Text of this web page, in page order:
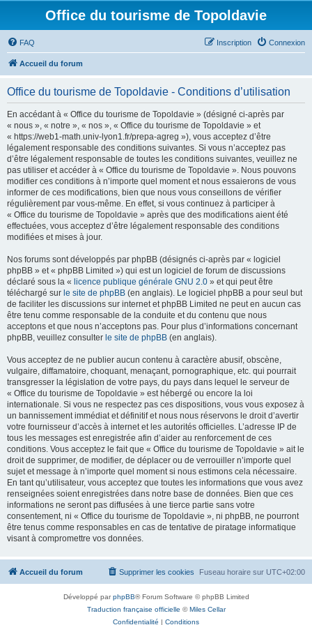
Office du tourisme de Topoldavie
FAQ Connexion
Inscription
Accueil du forum
Office du tourisme de Topoldavie - Conditions d’utilisation
En accédant à « Office du tourisme de Topoldavie » (désigné ci-après par
« nous », « notre », « nos », « Office du tourisme de Topoldavie » et
« https://web1-math.univ-lyon1.fr/prepa-agreg »), vous acceptez d’être
légalement responsable des conditions suivantes. Si vous n’acceptez pas
d’être légalement responsable de toutes les conditions suivantes, veuillez ne
pas utiliser et accéder à « Office du tourisme de Topoldavie ». Nous pouvons
modifier ces conditions à n’importe quel moment et nous essaierons de vous
informer de ces modifications, bien que nous vous conseillons de vérifier
régulièrement par vous-même. En effet, si vous continuez à participer à
« Office du tourisme de Topoldavie » après que des modifications aient été
effectuées, vous acceptez d’être légalement responsable des conditions
modifiées et mises à jour.
Nos forums sont développés par phpBB (désignés ci-après par « logiciel
phpBB » et « phpBB Limited ») qui est un logiciel de forum de discussions
déclaré sous la « licence publique générale GNU 2.0 » et qui peut être
téléchargé sur le site de phpBB (en anglais). Le logiciel phpBB a pour seul but
de faciliter les discussions sur internet et phpBB Limited ne peut en aucun cas
être tenu comme responsable de la conduite et du contenu que nous
acceptons et que nous n’acceptons pas. Pour plus d’informations concernant
phpBB, veuillez consulter le site de phpBB (en anglais).
Vous acceptez de ne publier aucun contenu à caractère abusif, obscène,
vulgaire, diffamatoire, choquant, menaçant, pornographique, etc. qui pourrait
transgresser la législation de votre pays, du pays dans lequel le serveur de
« Office du tourisme de Topoldavie » est hébergé ou encore la loi
internationale. Si vous ne respectez pas ces dispositions, vous vous exposez à
un bannissement immédiat et définitif et nous nous réservons le droit d’avertir
votre fournisseur d’accès à internet et les autorités officielles. L’adresse IP de
tous les messages est enregistrée afin d’aider au renforcement de ces
conditions. Vous acceptez le fait que « Office du tourisme de Topoldavie » ait le
droit de supprimer, de modifier, de déplacer ou de verrouiller n’importe quel
sujet et message à n’importe quel moment si nous estimons cela nécessaire.
En tant qu’utilisateur, vous acceptez que toutes les informations que vous avez
renseignées soient enregistrées dans notre base de données. Bien que ces
informations ne seront pas diffusées à une tierce partie sans votre
consentement, ni « Office du tourisme de Topoldavie », ni phpBB, ne pourront
être tenus comme responsables en cas de tentative de piratage informatique
visant à compromettre vos données.
Accueil du forum Fuseau horaire sur UTC+02:00
Supprimer les cookies
Développé parphpBB® Forum Software © phpBB Limited
Traduction française officielle ©Miles Cellar
Confidentialité | Conditions